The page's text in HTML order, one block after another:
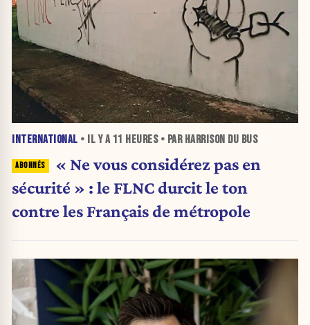
INTERNATIONAL • IL Y A 11 HEURES• PAR HARRISON DU BUS
« Ne vous considérez pas en
sécurité » : le FLNC durcit le ton
contre les Français de métropole